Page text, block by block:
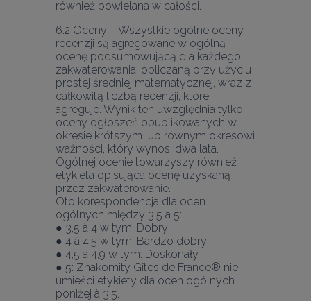
6.2 Oceny – Wszystkie ogólne oceny
recenzji są agregowane w ogólną
ocenę podsumowującą dla każdego
zakwaterowania, obliczaną przy użyciu
prostej średniej matematycznej, wraz z
całkowitą liczbą recenzji, które
agreguje. Wynik ten uwzględnia tylko
oceny ogłoszeń opublikowanych w
okresie krótszym lub równym okresowi
ważności, który wynosi dwa lata.
Ogólnej ocenie towarzyszy również
etykieta opisująca ocenę uzyskaną
przez zakwaterowanie.
Oto korespondencja dla ocen
ogólnych między 3,5 a 5:
● 3,5 à 4 w tym: Dobry
● 4 à 4,5 w tym: Bardzo dobry
● 4,5 à 4,9 w tym: Doskonały
● 5: Znakomity Gîtes de France® nie
umieści etykiety dla ocen ogólnych
poniżej à 3,5.